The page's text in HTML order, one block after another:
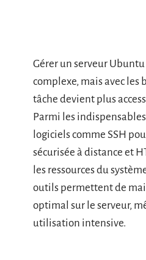
Gérer un serveur
complexe, mais avec les
tâche devient plus
Parmi les
logiciels comme SSH
sécurisée à distance et
les ressources du
outils permettent de
optimal sur le serveur,
utilisation intensive.